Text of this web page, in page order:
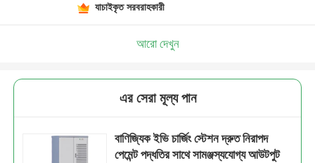
যাচাইকৃত সরবরাহকারী
আরো দেখুন
এর সেরা মূল্য পান
বাণিজ্যিক ইভি চার্জিং স্টেশন দ্রুত নিরাপদ
পেমেন্ট পদ্ধতির সাথে সামঞ্জস্যযোগ্য আউটপুট